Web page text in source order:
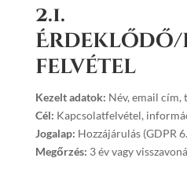
2.1.
Érdeklődő/
felvétel
Kezelt adatok: Név, email cím,
Cél: Kapcsolatfelvétel,
Jogalap: Hozzájárulás (GDPR
Megőrzés: 3 év vagy